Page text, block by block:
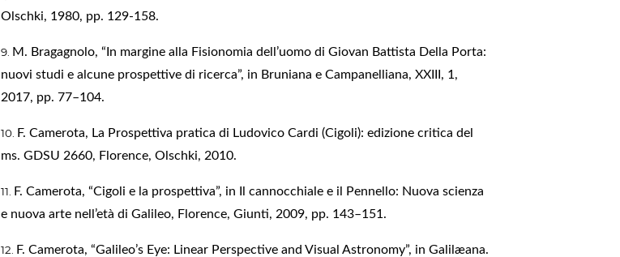
Olschki, 1980, pp. 129-158.
M. Bragagnolo, “In margine alla Fisionomia dell’uomo di Giovan Battista Della Porta:
nuovi studi e alcune prospettive di ricerca”, in Bruniana e Campanelliana, XXIII, 1,
2017, pp. 77–104.
F. Camerota, La Prospettiva pratica di Ludovico Cardi (Cigoli): edizione critica del
ms. GDSU 2660, Florence, Olschki, 2010.
F. Camerota, “Cigoli e la prospettiva”, in Il cannocchiale e il Pennello: Nuova scienza
e nuova arte nell’età di Galileo, Florence, Giunti, 2009, pp. 143–151.
F. Camerota, “Galileo’s Eye: Linear Perspective and Visual Astronomy”, in Galilæana.